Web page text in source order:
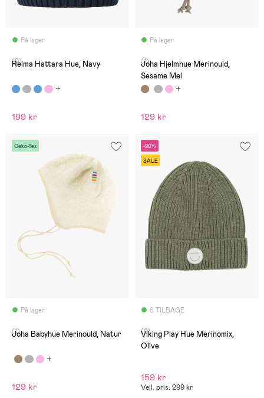
På lager
(0)
Reima Hattara Hue, Navy
199 kr
På lager
(1)
Joha Hjelmhue Merinould,
Sesame Mel
129 kr
Oeko-Tex
På lager
(1)
Joha Babyhue Merinould, Natur
129 kr
-20%
SALE
6 TILBAGE
(0)
Viking Play Hue Merinomix,
Olive
159 kr
Vejl. pris: 299 kr